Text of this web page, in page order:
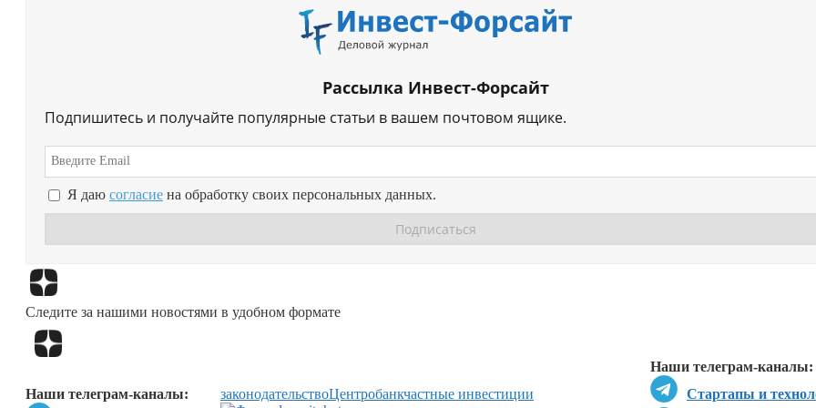
Рассылка Инвест-Форсайт
Подпишитесь и получайте популярные статьи в вашем почтовом ящике.
Я даю согласие на обработку своих персональных данных.
Следите за нашими новостями в удобном формате
Наши телеграм-каналы:
Стартапы и
Наши телеграм-каналы: законодательствоЦентробанкчастные инвестиции